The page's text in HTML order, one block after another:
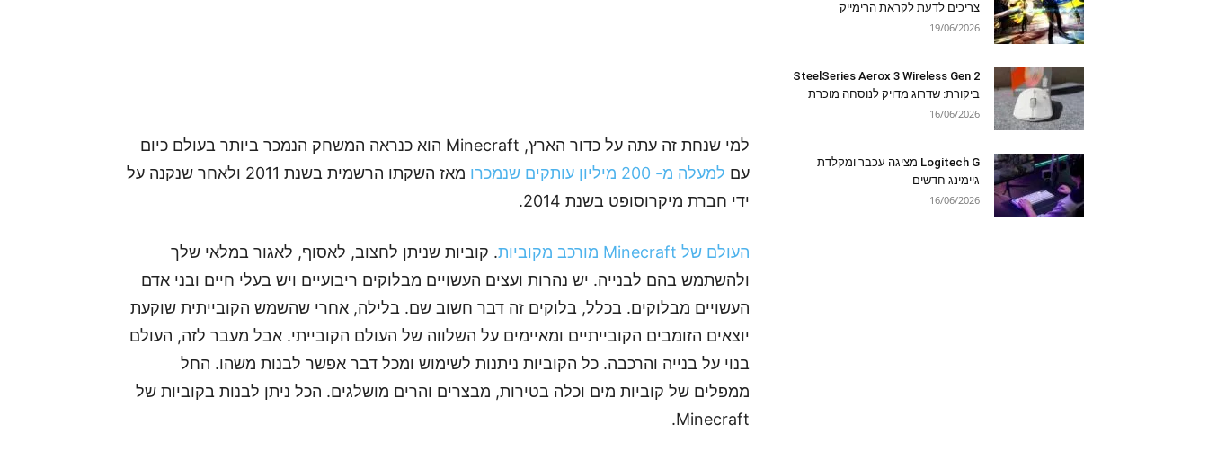
למי שנחת זה עתה על כדור הארץ, Minecraft הוא כנראה המשחק הנמכר ביותר בעולם כיום
עם למעלה מ- 200 מיליון עותקים שנמכרו
מאז השקתו הרשמית בשנת 2011 ולאחר שנקנה על
ידי חברת מיקרוסופט בשנת 2014.
העולם של Minecraft מורכב מקוביות
. קוביות שניתן לחצוב, לאסוף, לאגור במלאי שלך
ולהשתמש בהם לבנייה. יש נהרות ועצים העשויים מבלוקים ריבועיים ויש בעלי חיים ובני אדם
העשויים מבלוקים. בכלל, בלוקים זה דבר חשוב שם. בלילה, אחרי שהשמש הקובייתית שוקעת
יוצאים הזומבים הקובייתיים ומאיימים על השלווה של העולם הקובייתי. אבל מעבר לזה, העולם
בנוי על בנייה והרכבה. כל הקוביות ניתנות לשימוש ומכל דבר אפשר לבנות משהו. החל
ממפלים של קוביות מים וכלה בטירות, מבצרים והרים מושלגים. הכל ניתן לבנות בקוביות של
Minecraft.
צריכים לדעת לקראת הרימייק
19/06/2026
SteelSeries Aerox 3 Wireless Gen 2
ביקורת: שדרוג מדויק לנוסחה מוכרת
16/06/2026
Logitech G מציגה עכבר ומקלדת
גיימינג חדשים
16/06/2026